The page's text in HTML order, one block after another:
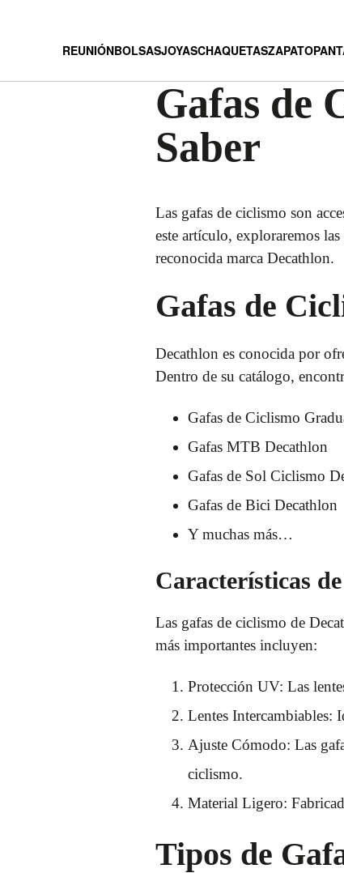
REUNIÓNBOLSASJOYASCHAQUETASZAPATO
Gafas de
Saber
Las gafas de ciclismo son
este artículo, exploraremos
reconocida marca Decathlon.
Gafas de
Decathlon es conocida por
Dentro de su catálogo,
Gafas de Ciclismo
Gafas MTB Decathlon
Gafas de Sol Ciclismo
Gafas de Bici Decathlon
Y muchas más…
Características
Las gafas de ciclismo de
más importantes incluyen:
Protección UV: Las
Lentes Intercambiables:
Ajuste Cómodo: Las
ciclismo.
Material Ligero:
Tipos de